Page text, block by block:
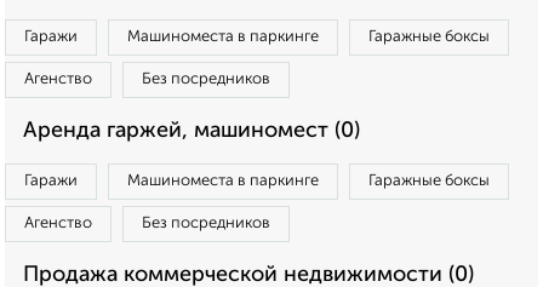
Гаражи Машиноместа в паркинге Гаражные боксы
Агенство Без посредников
Аренда гаржей, машиномест (0)
Гаражи Машиноместа в паркинге Гаражные боксы
Агенство Без посредников
Продажа коммерческой недвижимости (0)